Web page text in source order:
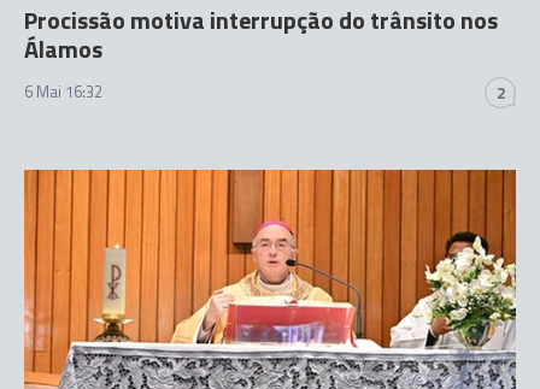
Procissão motiva interrupção do trânsito nos
Álamos
6 Mai 16:32 2